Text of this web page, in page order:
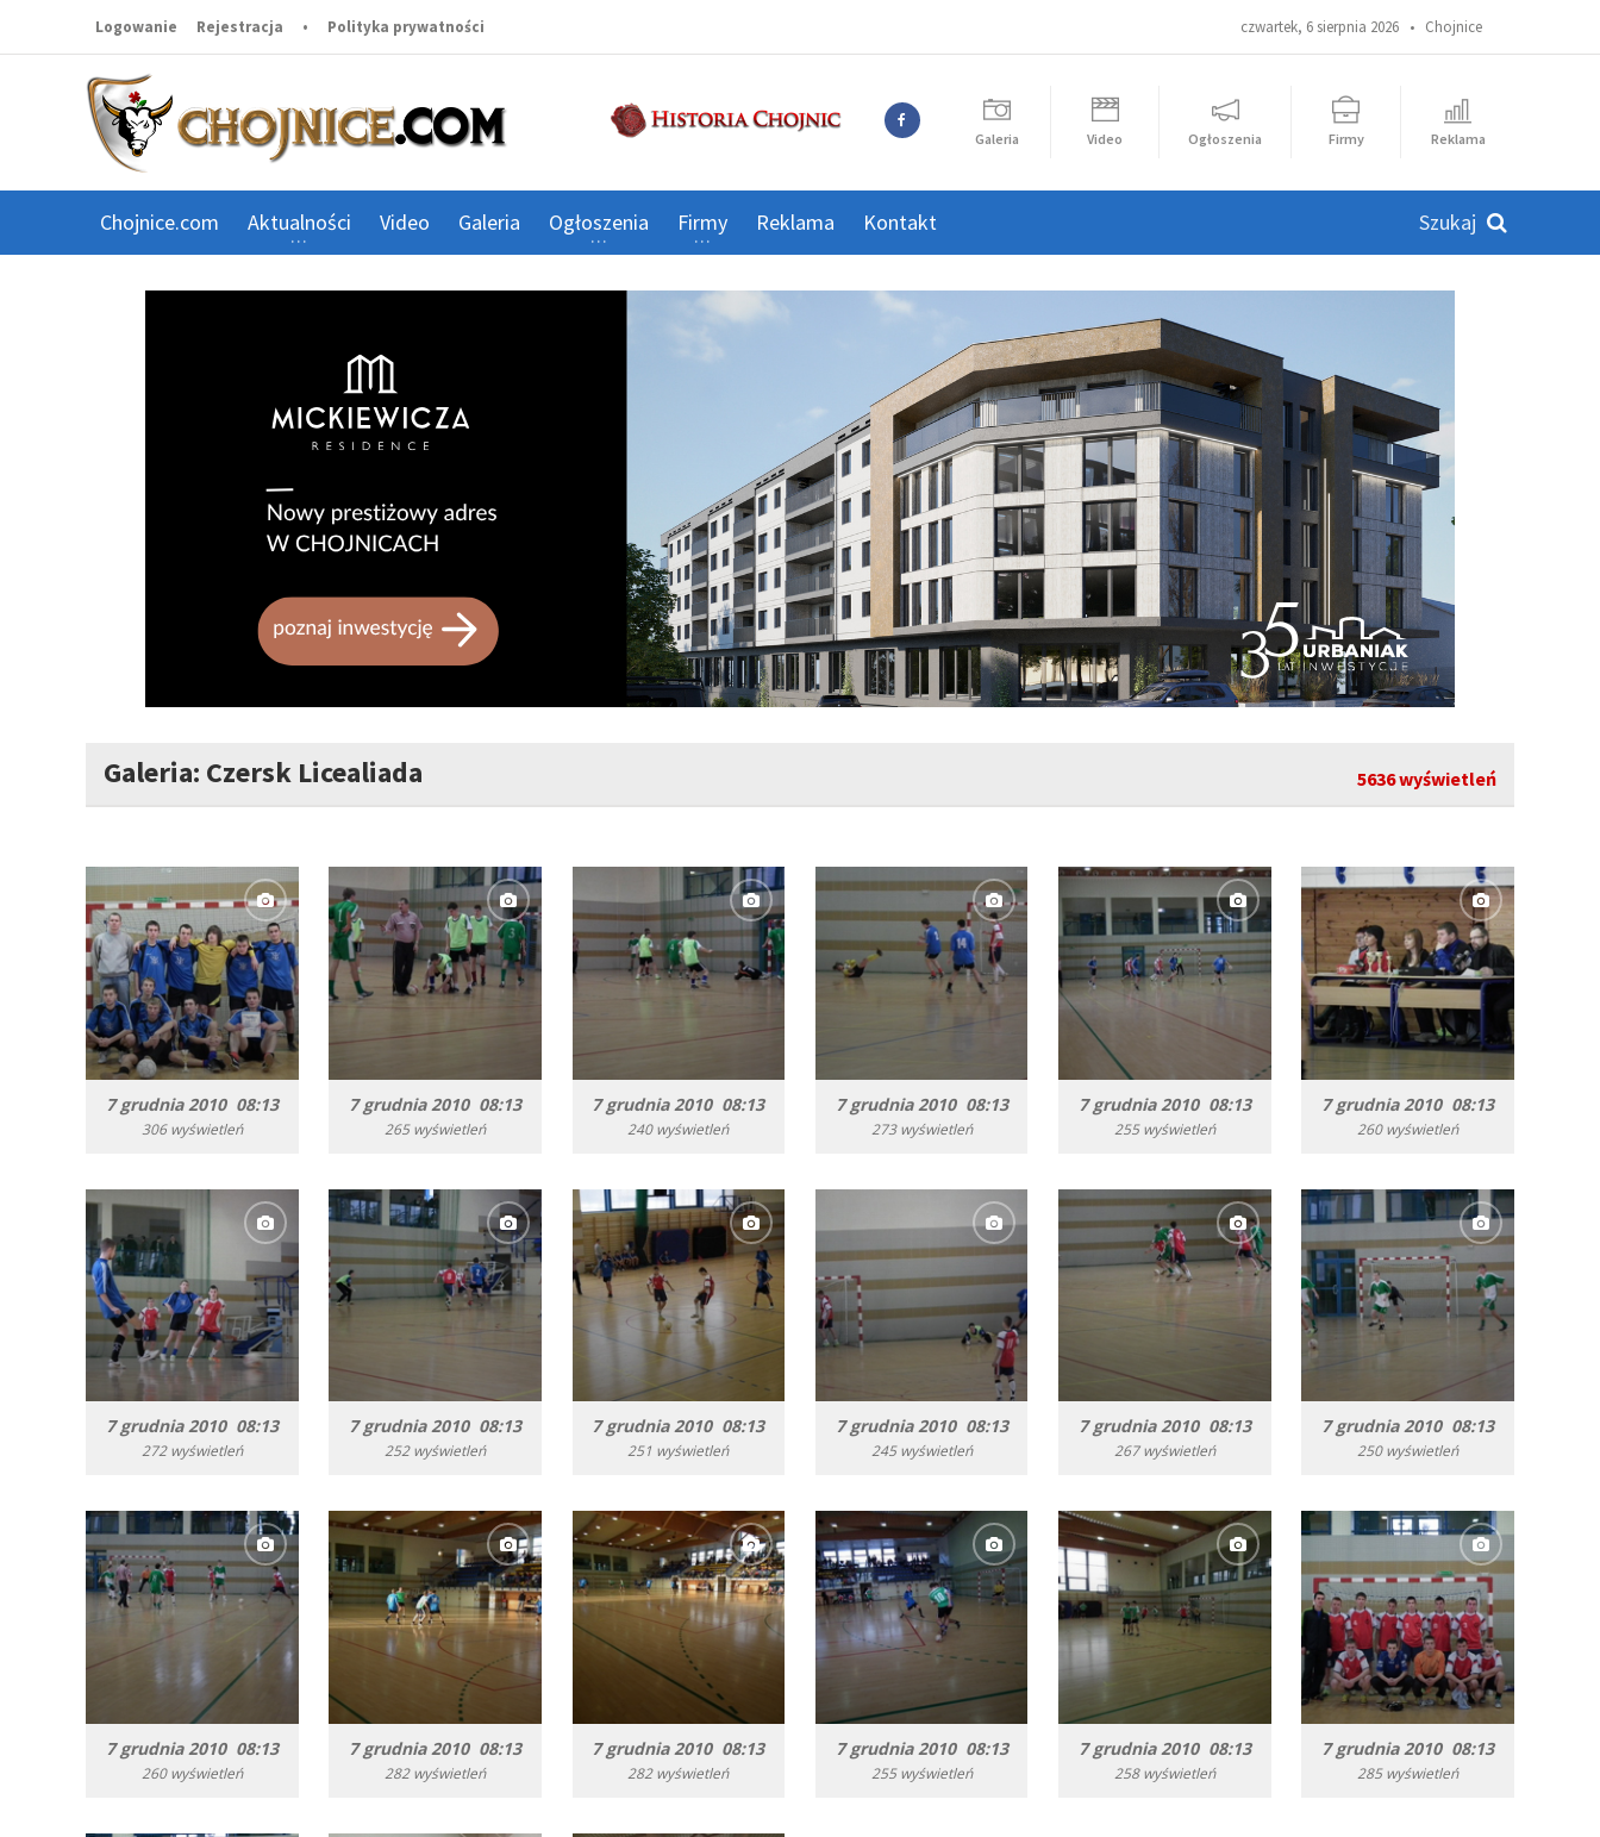
czwartek, 6 sierpnia 2026 • Chojnice
Logowanie Rejestracja • Polityka prywatności
Galeria Video Ogłoszenia Firmy Reklama
Chojnice.com Aktualności Video Galeria Ogłoszenia Firmy Reklama Kontakt
Galeria: Czersk Licealiada 5636 wyświetleń
7 grudnia 2010 08:13
306 wyświetleń
7 grudnia 2010 08:13
265 wyświetleń
7 grudnia 2010 08:13
240 wyświetleń
7 grudnia 2010 08:13
273 wyświetleń
7 grudnia 2010 08:13
255 wyświetleń
7 grudnia 2010 08:13
260 wyświetleń
7 grudnia 2010 08:13
272 wyświetleń
7 grudnia 2010 08:13
252 wyświetleń
7 grudnia 2010 08:13
251 wyświetleń
7 grudnia 2010 08:13
245 wyświetleń
7 grudnia 2010 08:13
267 wyświetleń
7 grudnia 2010 08:13
250 wyświetleń
7 grudnia 2010 08:13
260 wyświetleń
7 grudnia 2010 08:13
282 wyświetleń
7 grudnia 2010 08:13
282 wyświetleń
7 grudnia 2010 08:13
255 wyświetleń
7 grudnia 2010 08:13
258 wyświetleń
7 grudnia 2010 08:13
285 wyświetleń